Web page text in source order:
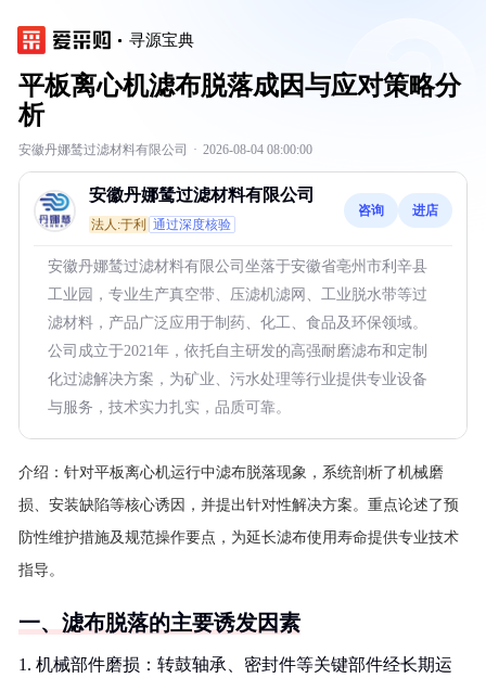
寻源宝典
平板离心机滤布脱落成因与应对策略分
析
安徽丹娜鸶过滤材料有限公司 · 2026-08-04 08:00:00
安徽丹娜鸶过滤材料有限公司
法人:于利 通过深度核验
咨询 进店
安徽丹娜鸶过滤材料有限公司坐落于安徽省亳州市利辛县
工业园，专业生产真空带、压滤机滤网、工业脱水带等过
滤材料，产品广泛应用于制药、化工、食品及环保领域。
公司成立于2021年，依托自主研发的高强耐磨滤布和定制
化过滤解决方案，为矿业、污水处理等行业提供专业设备
与服务，技术实力扎实，品质可靠。
介绍： 针对平板离心机运行中滤布脱落现象，系统剖析了机械磨
损、安装缺陷等核心诱因，并提出针对性解决方案。重点论述了预
防性维护措施及规范操作要点，为延长滤布使用寿命提供专业技术
指导。
一、滤布脱落的主要诱发因素
1. 机械部件磨损：转鼓轴承、密封件等关键部件经长期运